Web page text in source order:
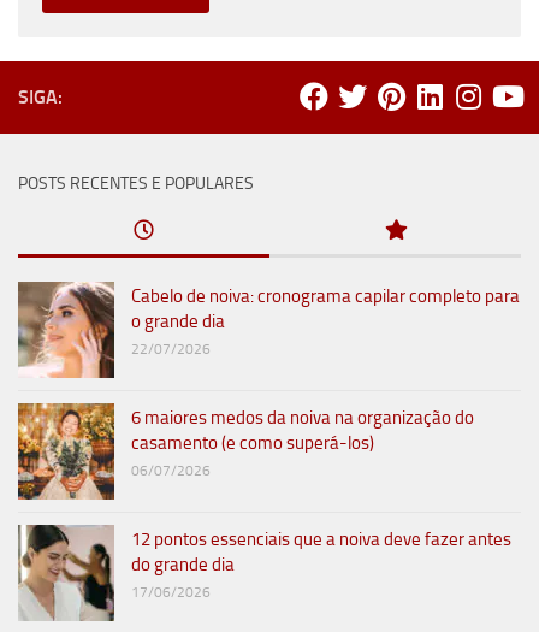
SIGA:
POSTS RECENTES E POPULARES
Cabelo de noiva: cronograma capilar completo para
o grande dia
22/07/2026
6 maiores medos da noiva na organização do
casamento (e como superá-los)
06/07/2026
12 pontos essenciais que a noiva deve fazer antes
do grande dia
17/06/2026